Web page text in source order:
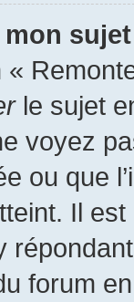
le sujet
voyez
ou que
Il
forum